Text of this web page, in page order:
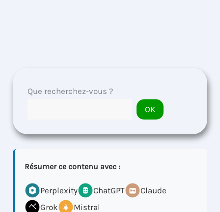
Que recherchez-vous ?
OK
Résumer ce contenu avec :
Perplexity ChatGPT
Claude
Grok
Mistral